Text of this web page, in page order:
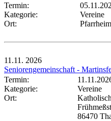
Termin:
Kategorie:
Vereine
Ort:
11.11. 2026
Seniorengemeinschaft -
Termin:
Kategorie:
Vereine
Ort:
86470